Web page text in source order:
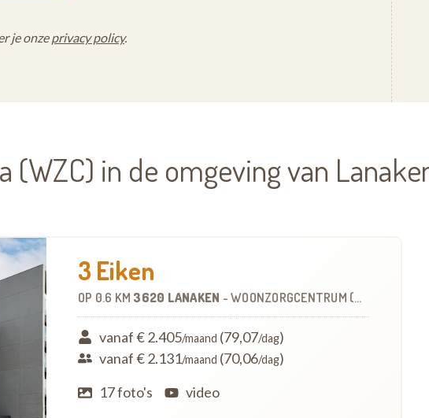
je onzeprivacy policy.
(WZC) in de omgeving van
3 Eiken
OP 0.6 KM 3620 LANAKEN -WOONZORGCENTRUM (WZC)
vanaf € 2.405/maand (79,07/dag)
vanaf € 2.131/maand (70,06/dag)
17 foto's
video